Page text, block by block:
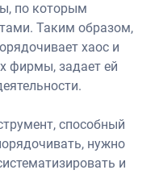
по которым
Таким образом,
хаос и
фирмы, задает ей
способный
нужно
и